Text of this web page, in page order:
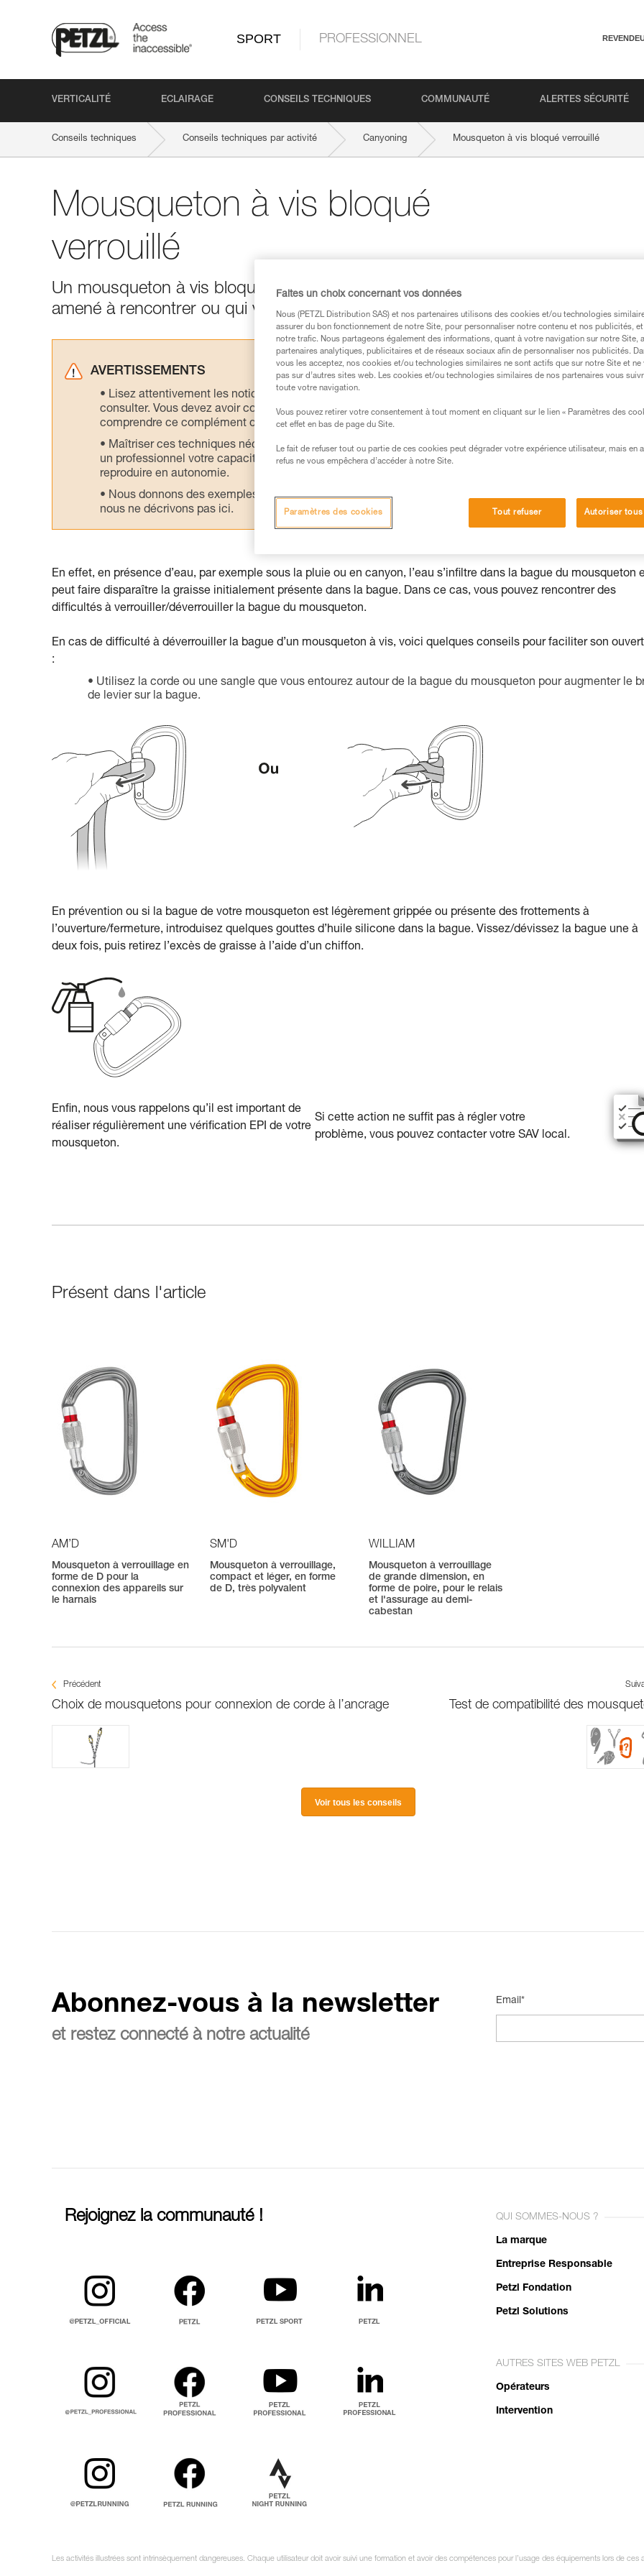
SPORT PROFESSIONNEL
VERTICALITÉ ECLAIRAGE CONSEILS TECHNIQUES COMMUNAUTÉ ALERTES SÉCURITÉ
Conseils techniques Conseils techniques par activité Canyoning Mousqueton à vis bloqué verrouillé
Mousqueton à vis bloqué
verrouillé
Un mousqueton à vis bloqué verrouillé est une situation que vous pouvez être
amené à rencontrer ou qui vous est déjà arrivée.
AVERTISSEMENTS
Lisez attentivement les notices techniques des produits utilisés dans ce conseil avant de le
consulter. Vous devez avoir compris les informations de la notice technique pour pouvoir
comprendre ce complément d’informations.
Maîtriser ces techniques nécessite une formation et un entraînement spécifique. Validez avec
un professionnel votre capacité à refaire la manipulation, seul, en toute sécurité, avant de la
reproduire en autonomie.
Nous donnons des exemples de techniques liées à votre activité. Il peut en exister d’autres que
nous ne décrivons pas ici.
En effet, en présence d’eau, par exemple sous la pluie ou en canyon, l’eau s’infiltre dans la bague du mousqueton
peut faire disparaître la graisse initialement présente dans la bague. Dans ce cas, vous pouvez rencontrer des
difficultés à verrouiller/déverrouiller la bague du mousqueton.
En cas de difficulté à déverrouiller la bague d’un mousqueton à vis, voici quelques conseils pour faciliter son
:
Utilisez la corde ou une sangle que vous entourez autour de la bague du mousqueton pour augmenter le
de levier sur la bague.
En prévention ou si la bague de votre mousqueton est légèrement grippée ou présente des frottements à
l’ouverture/fermeture, introduisez quelques gouttes d’huile silicone dans la bague. Vissez/dévissez la bague une à
deux fois, puis retirez l’excès de graisse à l’aide d’un chiffon.
Enfin, nous vous rappelons qu’il est important de
réaliser régulièrement une vérification EPI de votre
mousqueton.
Si cette action ne suffit pas à régler votre
problème, vous pouvez contacter votre SAV local.
Présent dans l'article
AM’D
Mousqueton à verrouillage en
forme de D pour la
connexion des appareils sur
le harnais
SM'D
Mousqueton à verrouillage,
compact et léger, en forme
de D, très polyvalent
WILLIAM
Mousqueton à verrouillage
de grande dimension, en
forme de poire, pour le relais
et l'assurage au demi-
cabestan
Précédent
Choix de mousquetons pour connexion de corde à l’ancrage Test de compatibilité des
Voir tous les conseils
Abonnez-vous à la newsletter
et restez connecté à notre actualité
Email*
Rejoignez la communauté ! QUI SOMMES-NOUS ?
La marque
Entreprise Responsable
Petzl Fondation
Petzl Solutions
AUTRES SITES WEB PETZL
Opérateurs
Intervention
Les activités illustrées sont intrinsèquement dangereuses. Chaque utilisateur doit avoir suivi une formation et avoir des compétences pour l’usage des équipements lors de ces
Faites un choix concernant vos données
Nous (PETZL Distribution SAS) et nos partenaires utilisons des cookies et/ou technologies
assurer du bon fonctionnement de notre Site, pour personnaliser notre contenu et nos publicités,
notre trafic. Nous partageons également des informations, quant à votre navigation sur notre Site,
partenaires analytiques, publicitaires et de réseaux sociaux afin de personnaliser nos publicités.
vous les acceptez, nos cookies et/ou technologies similaires ne sont actifs que sur notre Site et ne
pas sur d’autres sites web. Les cookies et/ou technologies similaires de nos partenaires vous
toute votre navigation.
Vous pouvez retirer votre consentement à tout moment en cliquant sur le lien « Paramètres des
cet effet en bas de page du Site.
Le fait de refuser tout ou partie de ces cookies peut dégrader votre expérience utilisateur, mais en
refus ne vous empêchera d’accéder à notre Site.
Tout refuser Autoriser
Paramètres des cookies